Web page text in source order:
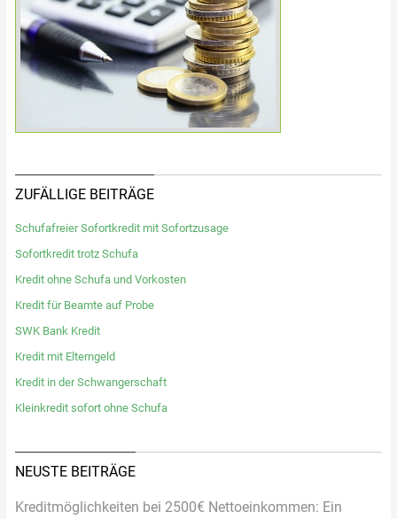
ZUFÄLLIGE BEITRÄGE
Schufafreier Sofortkredit mit Sofortzusage
Sofortkredit trotz Schufa
Kredit ohne Schufa und Vorkosten
Kredit für Beamte auf Probe
SWK Bank Kredit
Kredit mit Elterngeld
Kredit in der Schwangerschaft
Kleinkredit sofort ohne Schufa
NEUSTE BEITRÄGE
Kreditmöglichkeiten bei 2500€ Nettoeinkommen: Ein